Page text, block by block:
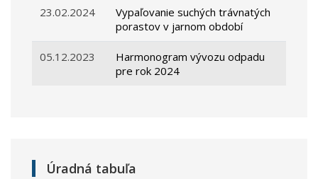
23.02.2024
Vypaľovanie suchých trávnatých
porastov v jarnom období
05.12.2023
Harmonogram vývozu odpadu
pre rok 2024
Úradná tabuľa